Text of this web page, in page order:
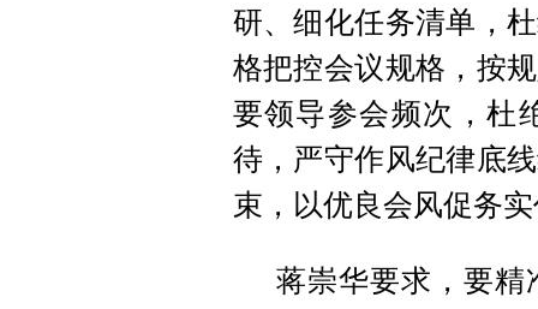
研、细化任务清单，
格把控会议规格，按
要领导参会频次，杜
待，严守作风纪律底
束，以优良会风促务
蒋崇华要求，要精